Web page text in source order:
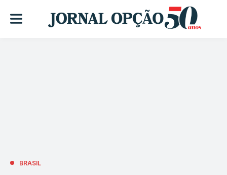
BRASIL